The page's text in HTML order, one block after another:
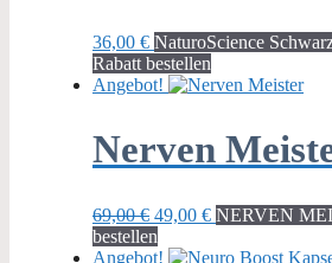
36,00 € NaturoScience
Rabatt bestellen
Angebot!
Nerven
69,00€ Ursprünglicher
Preis
war:
49,00 €Aktueller
ist:
NERVEN
bestellen
Angebot!